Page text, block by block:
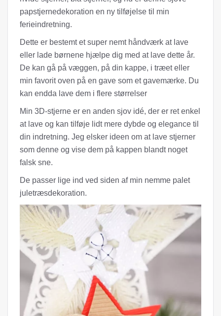
papstjernedekoration en ny tilføjelse til min
ferieindretning.
Dette er bestemt et super nemt håndværk at lave
eller lade børnene hjælpe dig med at lave dette år.
De kan gå på væggen, på din kappe, i træet eller
min favorit oven på en gave som et gavemærke. Du
kan endda lave dem i flere størrelser
Min 3D-stjerne er en anden sjov idé, der er ret enkel
at lave og kan tilføje lidt mere dybde og elegance til
din indretning. Jeg elsker ideen om at lave stjerner
som denne og vise dem på kappen blandt noget
falsk sne.
De passer lige ind ved siden af ​​min nemme palet
juletræsdekoration.